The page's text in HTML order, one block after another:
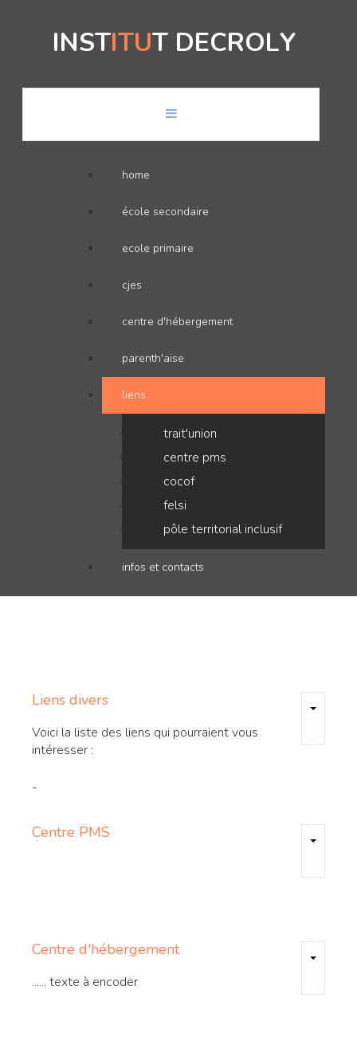
INSTITUT DECROLY
home
école secondaire
ecole primaire
cjes
centre d'hébergement
parenth'aise
liens
trait'union
centre pms
cocof
felsi
pôle territorial inclusif
infos et contacts
Liens divers
Voici la liste des liens qui pourraient vous
intéresser :
-
Centre PMS
Centre d'hébergement
...... texte à encoder